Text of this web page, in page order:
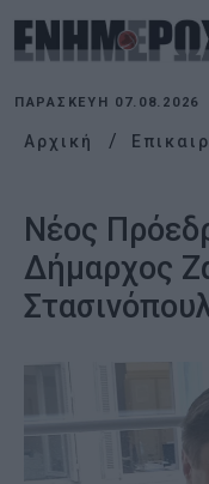
ΠΑΡΑΣΚΕΥΉ 07.08.2026
Αρχική
Νέος
Δήμαρχος